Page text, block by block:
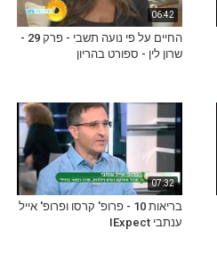
06:42
החיים על פי נועה תשבי - פרק 29 -
שרון לין - ספורט בהריון
07:32
בריאות 10 - פרופ' קרסו ופרופ' אייל
ענתבי IExpect